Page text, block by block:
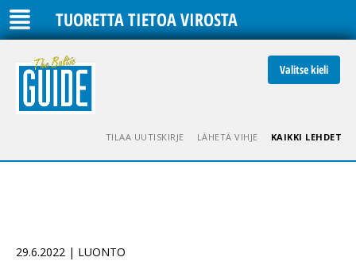
TUORETTA TIETOA VIROSTA
Valitse kieli
TILAA UUTISKIRJE LÄHETÄ VIHJE KAIKKI LEHDET
29.6.2022 | LUONTO